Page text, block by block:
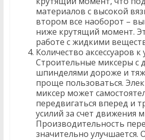
материалов с высокой
втором все наоборот –
ниже крутящий момент.
работе с жидкими
Количество аксессуаров к
Строительные миксеры с
шпинделями дороже и
проще пользоваться.
миксер может
передвигаться вперед и
усилий за счет движения
Производительность
значительно улучшается.